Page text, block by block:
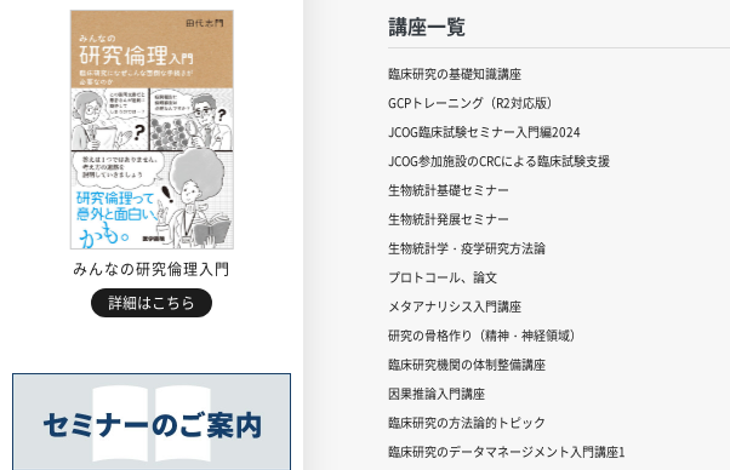
みんなの研究倫理入門
詳細はこちら
講座一覧
臨床研究の基礎知識講座
GCPトレーニング（R2対応版）
JCOG臨床試験セミナー入門編2024
JCOG参加施設のCRCによる臨床試験支援
生物統計基礎セミナー
生物統計発展セミナー
生物統計学・疫学研究方法論
プロトコール、論文
メタアナリシス入門講座
研究の骨格作り（精神・神経領域）
臨床研究機関の体制整備講座
因果推論入門講座
臨床研究の方法論的トピック
臨床研究のデータマネージメント入門講座1